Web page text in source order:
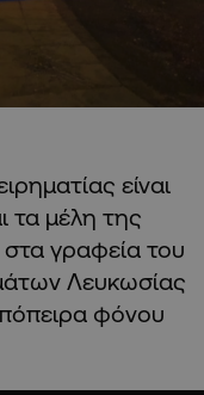
είναι
τα μέλη της
γραφεία του
Λευκωσίας
φόνου